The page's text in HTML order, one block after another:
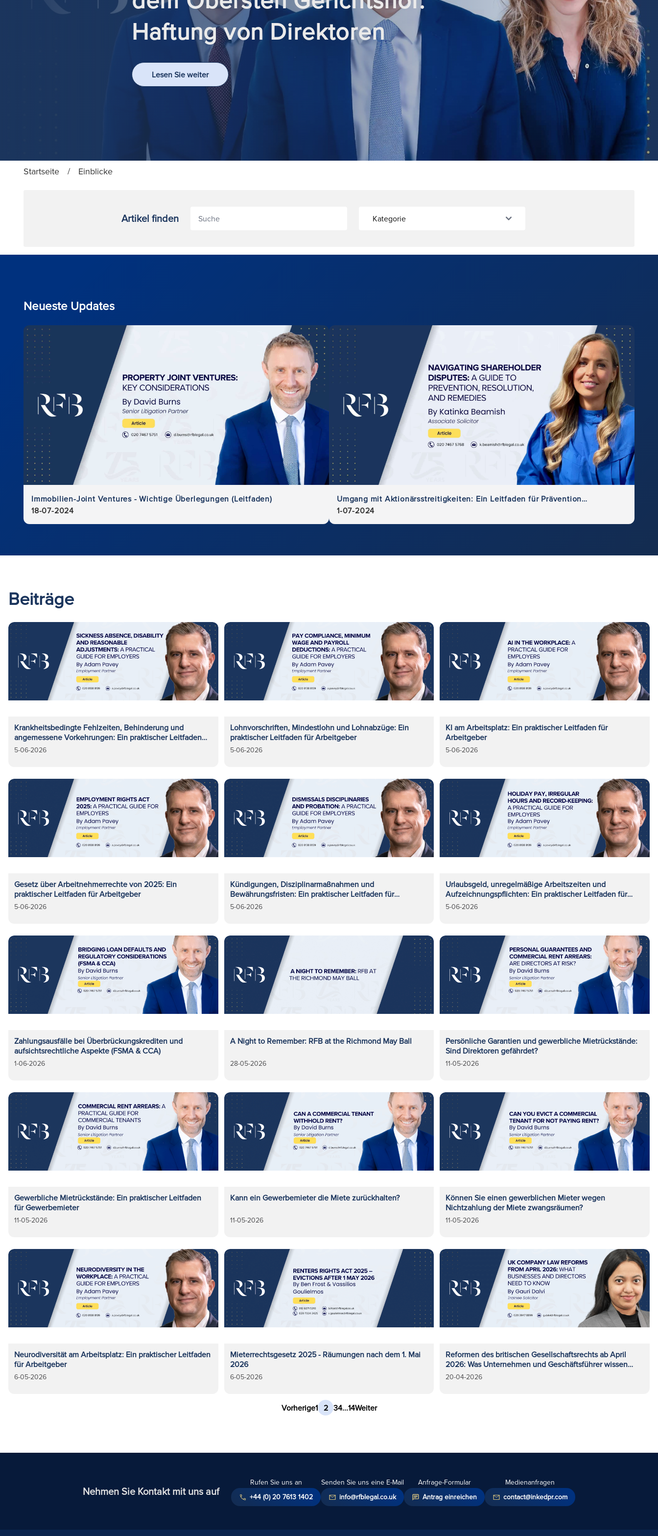
Haftung von Direktoren
Lesen Sie weiter
Startseite / Einblicke
Artikel finden
Neueste Updates
Immobilien-Joint Ventures - Wichtige Überlegungen (Leitfaden)
18-07-2024
Umgang mit Aktionärsstreitigkeiten: Ein Leitfaden für Prävention, Lösung und Rechtsbehelfe
1-07-2024
Beiträge
Krankheitsbedingte Fehlzeiten, Behinderung und
angemessene Vorkehrungen: Ein praktischer Leitfaden
für Arbeitgeber
5-06-2026
Lohnvorschriften, Mindestlohn und Lohnabzüge: Ein
praktischer Leitfaden für Arbeitgeber
5-06-2026
KI am Arbeitsplatz: Ein praktischer Leitfaden für
Arbeitgeber
5-06-2026
Gesetz über Arbeitnehmerrechte von 2025: Ein
praktischer Leitfaden für Arbeitgeber
5-06-2026
Kündigungen, Disziplinarmaßnahmen und
Bewährungsfristen: Ein praktischer Leitfaden für
Arbeitgeber
5-06-2026
Urlaubsgeld, unregelmäßige Arbeitszeiten und
Aufzeichnungspflichten: Ein praktischer Leitfaden für
Arbeitgeber
5-06-2026
Zahlungsausfälle bei Überbrückungskrediten und
aufsichtsrechtliche Aspekte (FSMA & CCA)
1-06-2026
A Night to Remember: RFB at the Richmond May Ball
28-05-2026
Persönliche Garantien und gewerbliche Mietrückstände:
Sind Direktoren gefährdet?
11-05-2026
Gewerbliche Mietrückstände: Ein praktischer Leitfaden
für Gewerbemieter
11-05-2026
Kann ein Gewerbemieter die Miete zurückhalten?
11-05-2026
Können Sie einen gewerblichen Mieter wegen
Nichtzahlung der Miete zwangsräumen?
11-05-2026
Neurodiversität am Arbeitsplatz: Ein praktischer Leitfaden
für Arbeitgeber
6-05-2026
Mieterrechtsgesetz 2025 - Räumungen nach dem 1. Mai
2026
6-05-2026
Reformen des britischen Gesellschaftsrechts ab April
2026: Was Unternehmen und Geschäftsführer wissen
müssen
20-04-2026
Vorherige1 2 34...14Weiter
Nehmen Sie Kontakt mit uns auf
Rufen Sie uns an
+44 (0) 20 7613 1402
Senden Sie uns eine E-Mail
info@rfblegal.co.uk
Anfrage-Formular
Antrag einreichen
Medienanfragen
contact@inkedpr.com